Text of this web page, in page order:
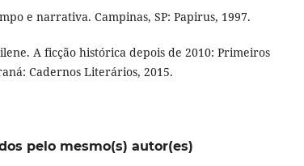
e narrativa. Campinas, SP: Papirus, 1997.
A ficção histórica depois de 2010: Primeiros
Cadernos Literários, 2015.
pelo mesmo(s) autor(es)